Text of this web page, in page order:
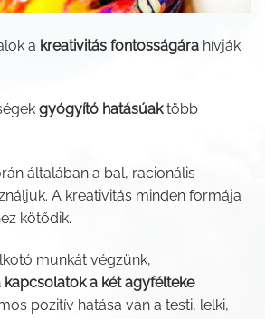
a kreativitás fontosságára hívják
gyógyító hatásúaktöbb
általában a bal, racionális
A kreativitás minden formája
kötődik.
munkát végzünk,
a két agyfélteke
pozitív hatása van a testi, lelki,